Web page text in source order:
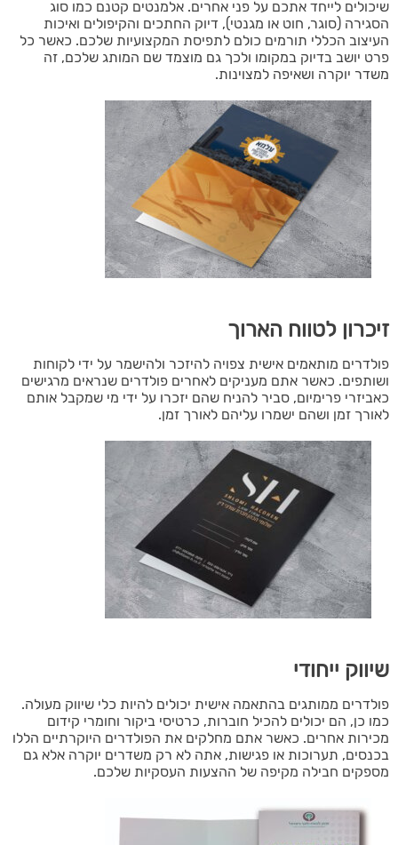
שיכולים לייחד אתכם על פני אחרים. אלמנטים קטנם כמו סוג
הסגירה (סוגר, חוט או מגנטי), דיוק החתכים והקיפולים ואיכות
העיצוב הכללי תורמים כולם לתפיסת המקצועיות שלכם. כאשר כל
פרט יושב בדיוק במקומו ולכך גם מוצמד שם המותג שלכם, זה
משדר יוקרה ושאיפה למצוינות.
זיכרון לטווח הארוך
פולדרים מותאמים אישית צפויה להיזכר ולהישמר על ידי לקוחות
ושותפים. כאשר אתם מעניקים לאחרים פולדרים שנראים מרגישים
כאביזרי פרימיום, סביר להניח שהם יזכרו על ידי מי שמקבל אותם
לאורך זמן ושהם ישמרו עליהם לאורך זמן.
שיווק ייחודי
פולדרים ממותגים בהתאמה אישית יכולים להיות כלי שיווק מעולה.
כמו כן, הם יכולים להכיל חוברות, כרטיסי ביקור וחומרי קידום
מכירות אחרים. כאשר אתם מחלקים את הפולדרים היוקרתיים הללו
בכנסים, תערוכות או פגישות, אתה לא רק משדרים יוקרה אלא גם
מספקים חבילה מקיפה של ההצעות העסקיות שלכם.